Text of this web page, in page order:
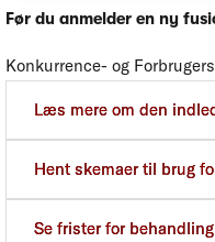
Før du anmelder en ny
Konkurrence- og
Læs mere om den
Hent skemaer til brug
Se frister for